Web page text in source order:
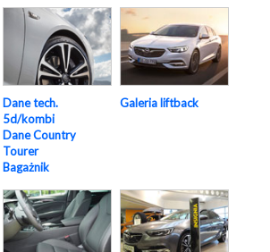
Dane tech.
5d/kombi
Dane Country
Tourer
Bagażnik
Galeria liftback